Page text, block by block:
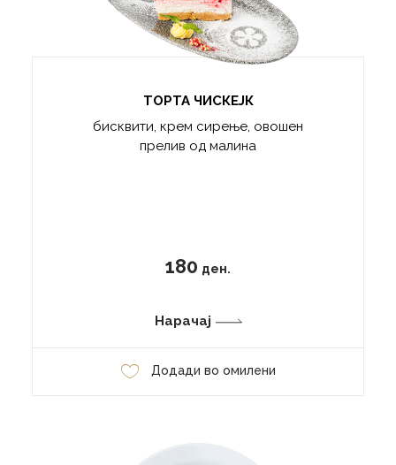
ТОРТА ЧИСКЕЈК
бисквити, крем сирење, овошен
прелив од малина
180 ден.
Нарачај
Додади во омилени